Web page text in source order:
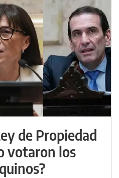
de Propiedad
votaron los